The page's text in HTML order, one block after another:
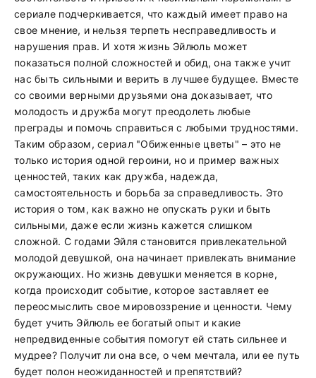
сериале подчеркивается, что каждый имеет право на
свое мнение, и нельзя терпеть несправедливость и
нарушения прав. И хотя жизнь Эйлюль может
показаться полной сложностей и обид, она также учит
нас быть сильными и верить в лучшее будущее. Вместе
со своими верными друзьями она доказывает, что
молодость и дружба могут преодолеть любые
преграды и помочь справиться с любыми трудностями.
Таким образом, сериал "Обиженные цветы" – это не
только история одной героини, но и пример важных
ценностей, таких как дружба, надежда,
самостоятельность и борьба за справедливость. Это
история о том, как важно не опускать руки и быть
сильными, даже если жизнь кажется слишком
сложной. С годами Эйля становится привлекательной
молодой девушкой, она начинает привлекать внимание
окружающих. Но жизнь девушки меняется в корне,
когда происходит событие, которое заставляет ее
переосмыслить свое мировоззрение и ценности. Чему
будет учить Эйлюль ее богатый опыт и какие
непредвиденные события помогут ей стать сильнее и
мудрее? Получит ли она все, о чем мечтала, или ее путь
будет полон неожиданностей и препятствий?